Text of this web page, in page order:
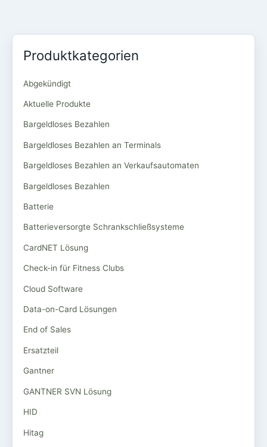
Produktkategorien
Abgekündigt
Aktuelle Produkte
Bargeldloses Bezahlen
Bargeldloses Bezahlen an Terminals
Bargeldloses Bezahlen an Verkaufsautomaten
Bargeldloses Bezahlen
Batterie
Batterieversorgte Schrankschließsysteme
CardNET Lösung
Check-in für Fitness Clubs
Cloud Software
Data-on-Card Lösungen
End of Sales
Ersatzteil
Gantner
GANTNER SVN Lösung
HID
Hitag